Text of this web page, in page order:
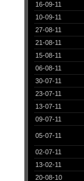
16-09-11
10-09-11
27-08-11
21-08-11
15-08-11
06-08-11
30-07-11
23-07-11
13-07-11
09-07-11
05-07-11
02-07-11
13-02-11
20-08-10